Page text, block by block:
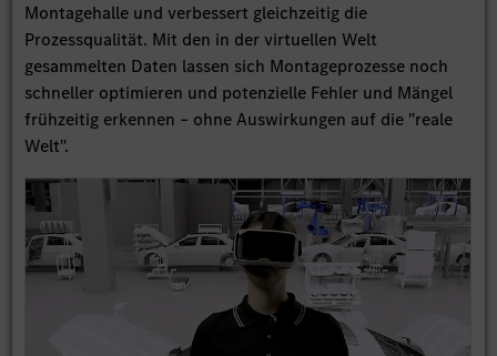
Montagehalle und verbessert gleichzeitig die
Prozessqualität. Mit den in der virtuellen Welt
gesammelten Daten lassen sich Montageprozesse noch
schneller optimieren und potenzielle Fehler und Mängel
frühzeitig erkennen – ohne Auswirkungen auf die "reale
Welt".